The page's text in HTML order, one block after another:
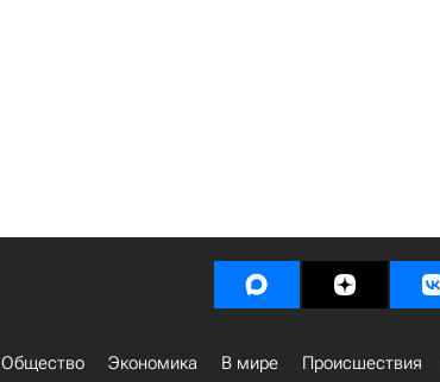
Общество Экономика В мире Происшествия